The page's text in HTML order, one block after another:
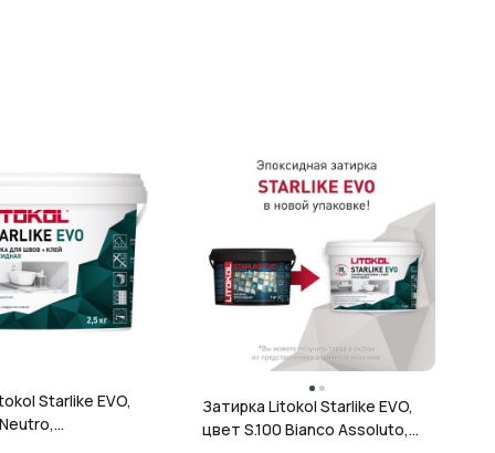
Starlike EVO,
Затирка Litokol Starlike EVO,
цвет S.100 Bianco Assoluto,